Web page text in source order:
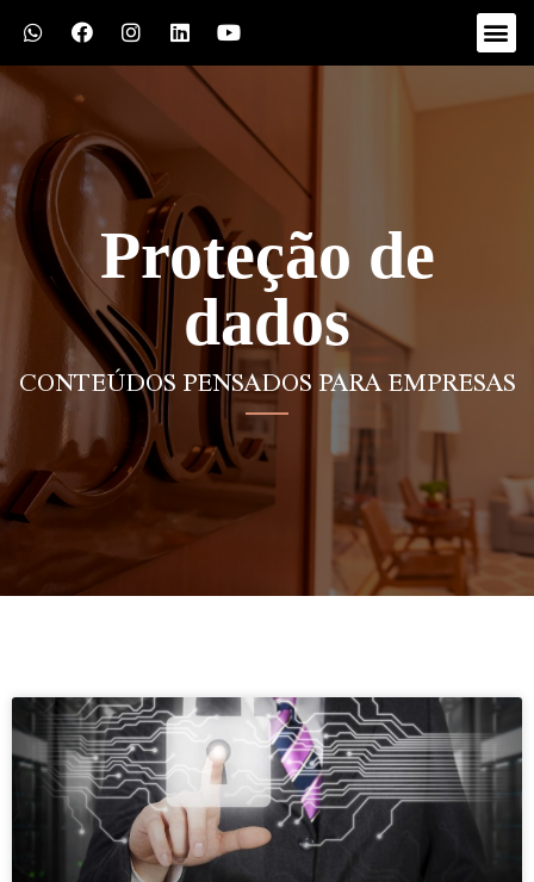
Proteção de
dados
CONTEÚDOS PENSADOS PARA EMPRESAS